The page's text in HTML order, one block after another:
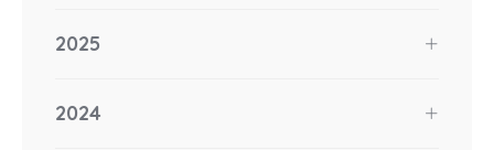
2025
2024